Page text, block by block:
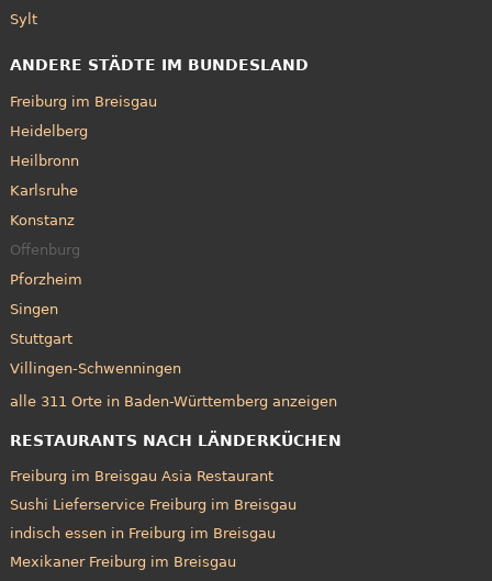
Sylt
ANDERE STÄDTE IM BUNDESLAND
Freiburg im Breisgau
Heidelberg
Heilbronn
Karlsruhe
Konstanz
Offenburg
Pforzheim
Singen
Stuttgart
Villingen-Schwenningen
alle 311 Orte in Baden-Württemberg anzeigen
RESTAURANTS NACH LÄNDERKÜCHEN
Freiburg im Breisgau Asia Restaurant
Sushi Lieferservice Freiburg im Breisgau
indisch essen in Freiburg im Breisgau
Mexikaner Freiburg im Breisgau